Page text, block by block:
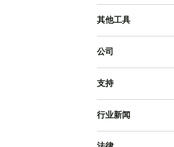
其他工具
公司
支持
行业新闻